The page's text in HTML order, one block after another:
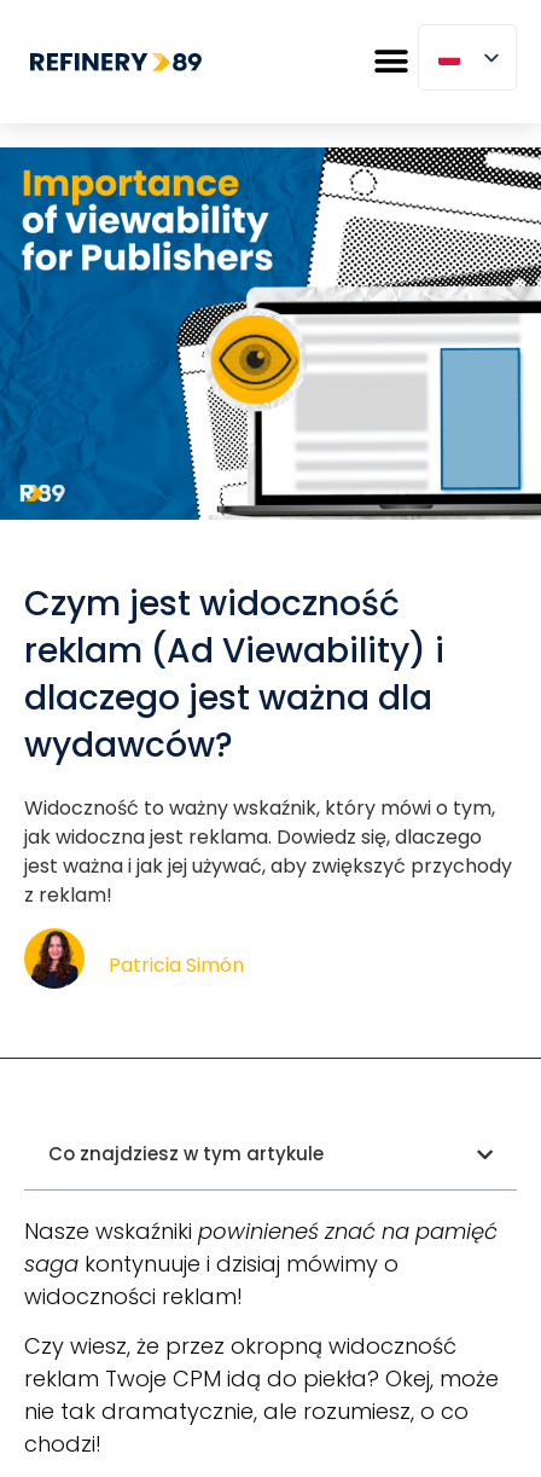
Czym jest widoczność
reklam (Ad Viewability) i
dlaczego jest ważna dla
wydawców?
Widoczność to ważny wskaźnik, który mówi o tym,
jak widoczna jest reklama. Dowiedz się, dlaczego
jest ważna i jak jej używać, aby zwiększyć przychody
z reklam!
Patricia Simón
Co znajdziesz w tym artykule
Nasze wskaźniki powinieneś znać na pamięć
saga kontynuuje i dzisiaj mówimy o
widoczności reklam!
Czy wiesz, że przez okropną widoczność
reklam Twoje CPM idą do piekła? Okej, może
nie tak dramatycznie, ale rozumiesz, o co
chodzi!